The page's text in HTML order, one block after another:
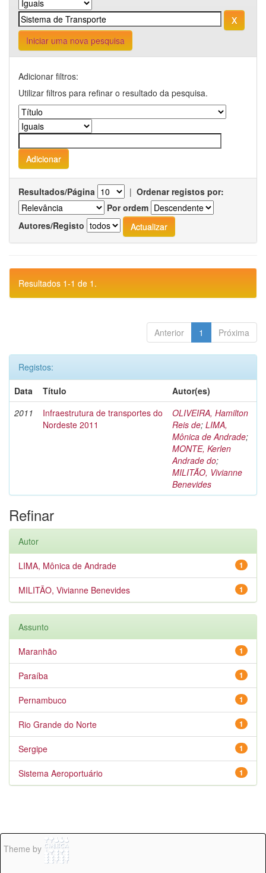
Iniciar uma nova pesquisa
Adicionar filtros:
Utilizar filtros para refinar o resultado da pesquisa.
Resultados/Página | Ordenar registos por:
Por ordem
Autores/Registo
Resultados 1-1 de 1.
Anterior 1 Próxima
Registos:
Data
Título
Autor(es)
2011
Infraestrutura de transportes do
Nordeste 2011
OLIVEIRA, Hamilton
Reis de; LIMA,
Mônica de Andrade;
MONTE, Kerlen
Andrade do;
MILITÃO, Vivianne
Benevides
Refinar
Autor
1
LIMA, Mônica de Andrade
1
MILITÃO, Vivianne Benevides
Assunto
1
Maranhão
1
Paraíba
1
Pernambuco
1
Rio Grande do Norte
1
Sergipe
1
Sistema Aeroportuário
Theme by